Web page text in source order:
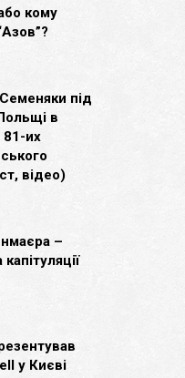
кому
під
в
81-их
відео)
–
у Києві